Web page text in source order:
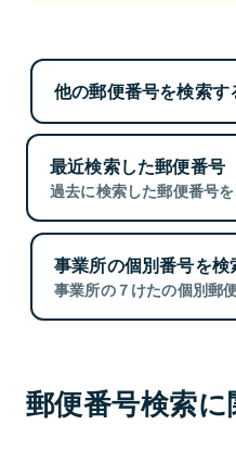
他の郵便番号を検索す
最近検索した郵便番号
過去に検索した郵便番号を
事業所の個別番号を検
事業所の７けたの個別郵
郵便番号検索